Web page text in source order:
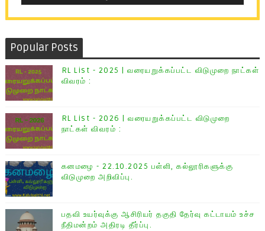
Popular Posts
RL List - 2025 | வரையறுக்கப்பட்ட விடுமுறை நாட்கள்
விவரம் :
RL List - 2026 | வரையறுக்கப்பட்ட விடுமுறை
நாட்கள் விவரம் :
கனமழை - 22.10.2025 பள்ளி, கல்லூரிகளுக்கு
விடுமுறை அறிவிப்பு.
பதவி உயர்வுக்கு ஆசிரியர் தகுதி தேர்வு கட்டாயம் உச்ச
நீதிமன்றம் அதிரடி தீர்ப்பு.